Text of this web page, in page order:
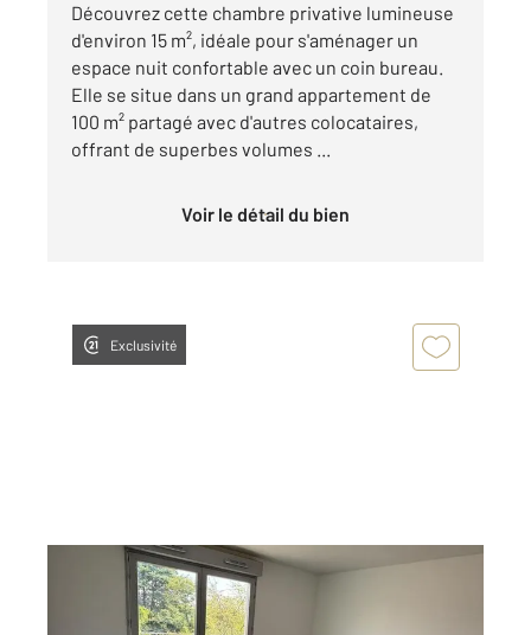
Découvrez cette chambre privative lumineuse
d'environ 15 m², idéale pour s'aménager un
espace nuit confortable avec un coin bureau.
Elle se situe dans un grand appartement de
100 m² partagé avec d'autres colocataires,
offrant de superbes volumes ...
Voir le détail du bien
Exclusivité
SEVRAN 93
28,38 m2, 1 pièce
Ref : 19732